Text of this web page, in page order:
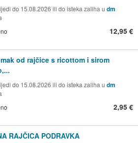
do 15.08.2026 ili do isteka zaliha u dm
12,95 €
od rajčice s ricottom i sirom
do 15.08.2026 ili do isteka zaliha u dm
2,95 €
RAJČICA PODRAVKA